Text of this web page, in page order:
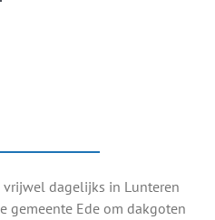
vrijwel dagelijks in Lunteren
gemeente Ede om dakgoten